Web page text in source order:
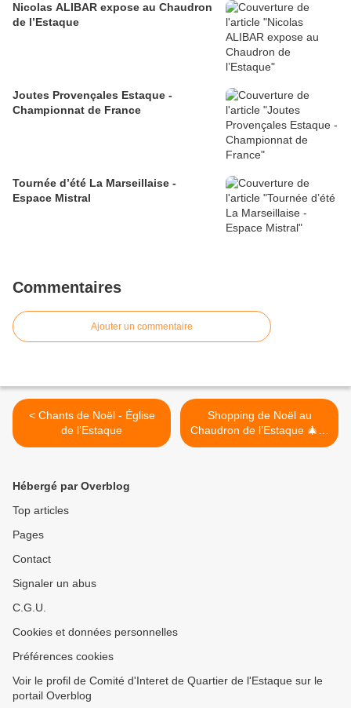
Nicolas ALIBAR expose au Chaudron
de l’Estaque
Joutes Provençales Estaque -
Championnat de France
Tournée d’été La Marseillaise -
Espace Mistral
Commentaires
Ajouter un commentaire
< Chants de Noël - Église
de l’Estaque
Shopping de Noël au
Chaudron de l’Estaque 🎄🎁
>
Hébergé par Overblog
Top articles
Pages
Contact
Signaler un abus
C.G.U.
Cookies et données personnelles
Préférences cookies
Voir le profil de Comité d'Interet de Quartier de l'Estaque sur le
portail Overblog